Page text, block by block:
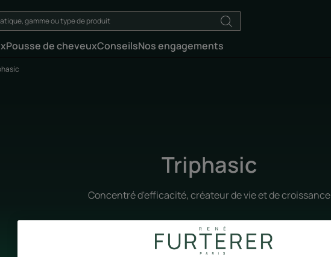
Pousse de cheveuxConseilsNos engagements
Triphasic
Concentré d'efficacité, créateur de vie et de croissance